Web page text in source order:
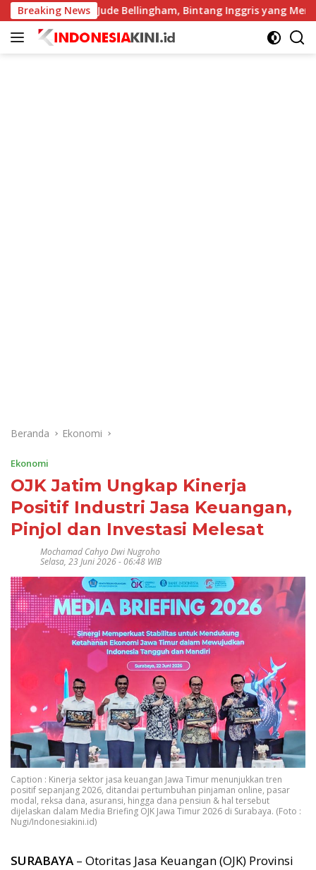
Langsung
ke
konten
Breaking News
Profil Jude Bellingham, Bintang Inggris yang
Beranda Ekonomi
Ekonomi
OJK Jatim Ungkap Kinerja
Positif Industri Jasa Keuangan,
Pinjol dan Investasi Melesat
Mochamad Cahyo Dwi Nugroho
Selasa, 23 Juni 2026 - 06:48 WIB
Caption : Kinerja sektor jasa keuangan Jawa Timur menunjukkan tren
positif sepanjang 2026, ditandai pertumbuhan pinjaman online, pasar
modal, reksa dana, asuransi, hingga dana pensiun & hal tersebut
dijelaskan dalam Media Briefing OJK Jawa Timur 2026 di Surabaya. (Foto :
Nugi/Indonesiakini.id)
SURABAYA – Otoritas Jasa Keuangan (OJK) Provinsi